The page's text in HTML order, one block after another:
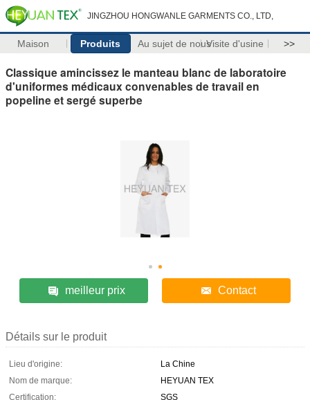
JINGZHOU HONGWANLE GARMENTS CO., LTD,
Maison Produits Au sujet de nousVisite d'usine >>
Classique amincissez le manteau blanc de laboratoire
d'uniformes médicaux convenables de travail en
popeline et sergé superbe
meilleur prix Contact
Détails sur le produit
Lieu d'origine:
La Chine
Nom de marque:
HEYUAN TEX
Certification:
SGS